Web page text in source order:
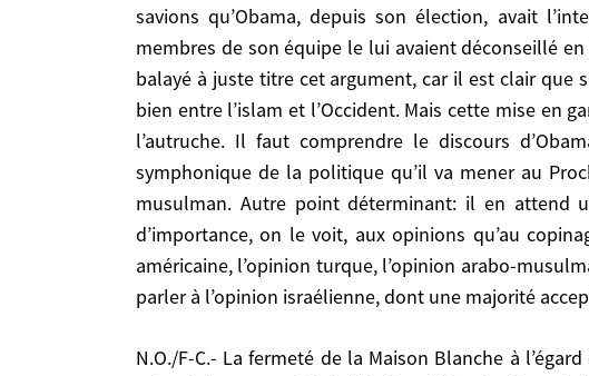
savions qu’Obama, depuis son élection, avait
membres de son équipe le lui avaient déconseillé
balayé à juste titre cet argument, car il est clair que
bien entre l’islam et l’Occident. Mais cette mise en
l’autruche. Il faut comprendre le discours
symphonique de la politique qu’il va mener au
musulman. Autre point déterminant: il en attend
d’importance, on le voit, aux opinions qu’au
américaine, l’opinion turque, l’opinion arabo-
parler à l’opinion israélienne, dont une majorité
N.O./F-C.- La fermeté de la Maison Blanche à l’égard du gouvernement israélien sur les implantations illégales comme sur la création d’un Etat
déconseillé en lui disant: il ne faut pas enfermer le
que si l’avertissement de Huntington sur le risque de
fait tellement peur à tellement de gens qu’ils l’ont
élément fort dans un processus d’ensemble. C’est un
Afghanistan-Pakistan, et dans l’ensemble du monde
région. Car c’est un leader qui attache plus
magnifiquement avec l’opinion américaine, l’opinion
certainement un jour il saura parler à l’opinion
est un fait inédit dans l’histoire des relations israélo-
économiques, religieuses ou de sécurité, et ceux qui